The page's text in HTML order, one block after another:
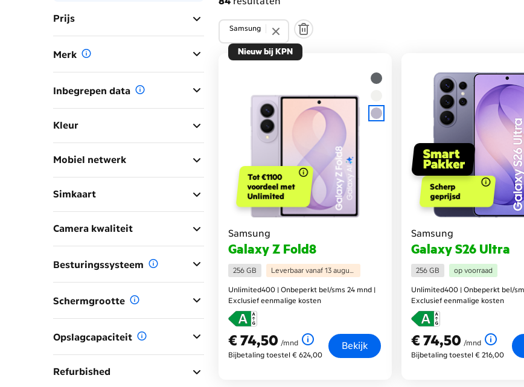
Prijs
Merk
Inbegrepen data
Kleur
Mobiel netwerk
Simkaart
Camera kwaliteit
Besturingssysteem
Schermgrootte
Opslagcapaciteit
Refurbished
Samsung
Tot €1100
voordeel met
Unlimited
Samsung
Galaxy Z Fold8
256 GB
Unlimited400 | Onbeperkt bel/sms 24 mnd |
Exclusief eenmalige kosten
€ 74,50
€ 74,50
per maand /mnd
Bijbetaling toestel € 624,00
Bekijk
Nieuw bij KPN
Scherp
geprijsd
Samsung
Galaxy S26 Ultra
256 GB op voorraad
Unlimited400 | Onbeperkt bel/
Exclusief eenmalige kosten
€ 74,50
€ 74,50
per maand /mnd
Bijbetaling toestel € 216,00